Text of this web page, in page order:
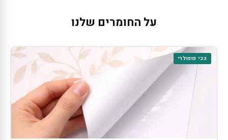
על החומרים שלנו
הכי פופולרי